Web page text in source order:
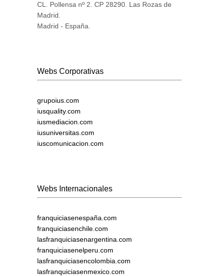
CL. Pollensa nº 2. CP 28290. Las Rozas de
Madrid.
Madrid - España.
Webs Corporativas
grupoius.com
iusquality.com
iusmediacion.com
iusuniversitas.com
iuscomunicacion.com
Webs Internacionales
franquiciasenespaña.com
franquiciasenchile.com
lasfranquiciasenargentina.com
franquiciasenelperu.com
lasfranquiciasencolombia.com
lasfranquiciasenmexico.com